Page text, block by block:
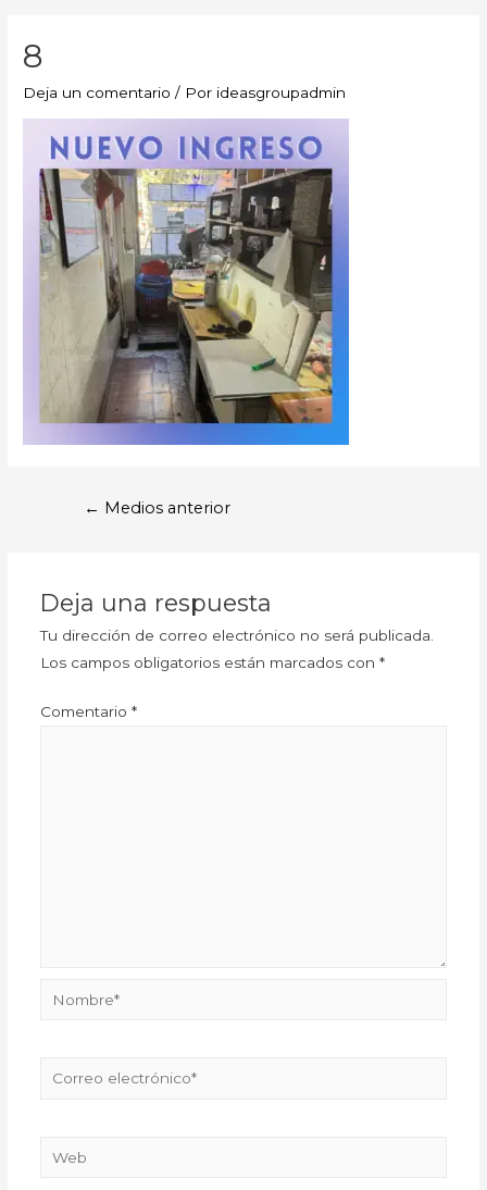
8
Deja un comentario / Por ideasgroupadmin
← Medios anterior
Deja una respuesta
Tu dirección de correo electrónico no será publicada.
Los campos obligatorios están marcados con *
Comentario *